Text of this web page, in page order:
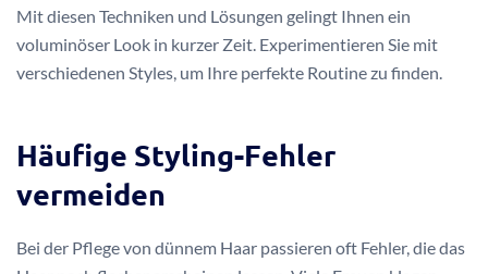
Mit diesen Techniken und Lösungen gelingt Ihnen ein
voluminöser Look in kurzer Zeit. Experimentieren Sie mit
verschiedenen Styles, um Ihre perfekte Routine zu finden.
Häufige Styling-Fehler
vermeiden
Bei der Pflege von dünnem Haar passieren oft Fehler, die das